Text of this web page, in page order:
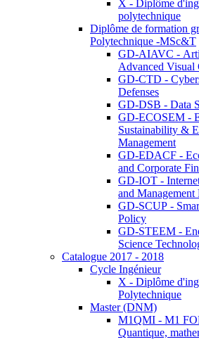
X - Diplôme
polytechnique
Diplôme de formation
Polytechnique -MSc&T
GD-AIAVC -
Advanced Visual
GD-CTD -
Defenses
GD-DSB - Data
GD-ECOSEM -
Sustainability &
Management
GD-EDACF -
and Corporate
GD-IOT -
and
GD-SCUP -
Policy
GD-STEEM -
Science
Catalogue 2017 - 2018
Cycle Ingénieur
X - Diplôme
Polytechnique
Master (DNM)
M1QMI - M1
Quantique,